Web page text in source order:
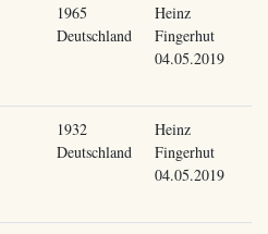
1965
Deutschland
Heinz
Fingerhut
04.05.2019
1932
Deutschland
Heinz
Fingerhut
04.05.2019